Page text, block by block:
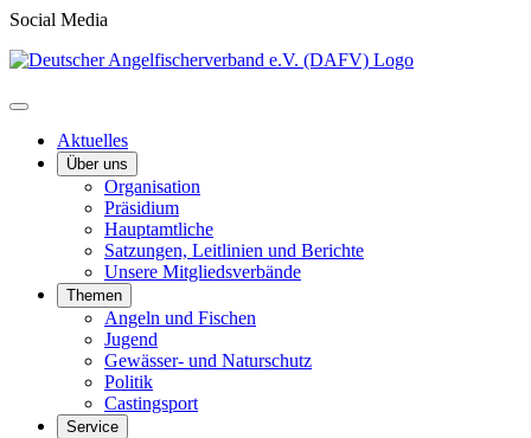
Social Media
Aktuelles
Über uns
Organisation
Präsidium
Hauptamtliche
Satzungen, Leitlinien und Berichte
Unsere Mitgliedsverbände
Themen
Angeln und Fischen
Jugend
Gewässer- und Naturschutz
Politik
Castingsport
Service